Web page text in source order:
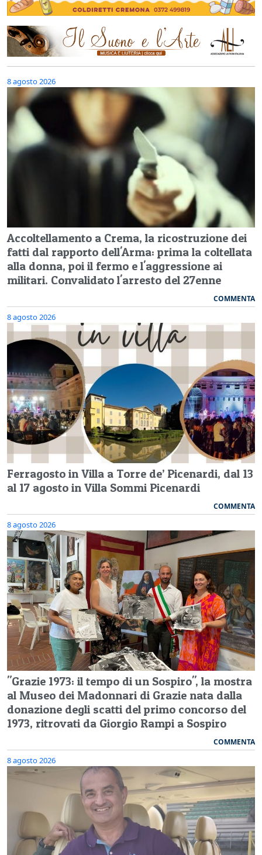
8 agosto 2026
Accoltellamento a Crema, la ricostruzione dei
fatti dal rapporto dell'Arma: prima la coltellata
alla donna, poi il fermo e l'aggressione ai
militari. Convalidato l'arresto del 27enne
COMMENTA
8 agosto 2026
Ferragosto in Villa a Torre de’ Picenardi, dal 13
al 17 agosto in Villa Sommi Picenardi
COMMENTA
8 agosto 2026
"Grazie 1973: il tempo di un Sospiro", la mostra
al Museo dei Madonnari di Grazie nata dalla
donazione degli scatti del primo concorso del
1973, ritrovati da Giorgio Rampi a Sospiro
COMMENTA
8 agosto 2026